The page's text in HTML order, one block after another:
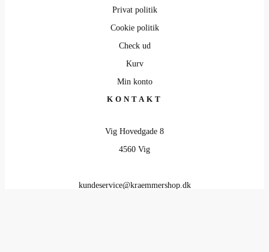
Privat politik
Cookie politik
Check ud
Kurv
Min konto
KONTAKT
Vig Hovedgade 8
4560 Vig
kundeservice@kraemmershop.dk